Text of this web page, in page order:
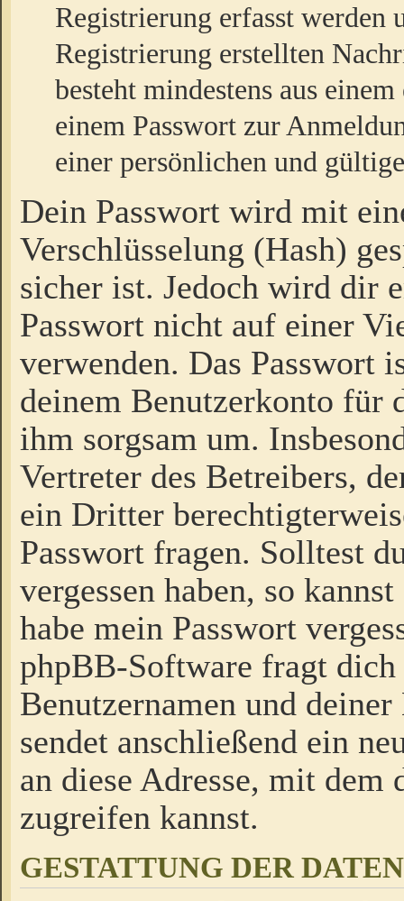
Registrierung erfasst werden
Registrierung erstellten
besteht mindestens aus
einem Passwort zur
einer persönlichen und
Dein Passwort wird mit
Verschlüsselung (Hash)
sicher ist. Jedoch wird dir
Passwort nicht auf einer
verwenden. Das Passwort
deinem Benutzerkonto für
ihm sorgsam um.
Vertreter des Betreibers,
ein Dritter
Passwort fragen. Solltest
vergessen haben, so
habe mein Passwort
phpBB-Software fragt dich
Benutzernamen und
sendet anschließend ein
an diese Adresse, mit dem
zugreifen kannst.
GESTATTUNG DER